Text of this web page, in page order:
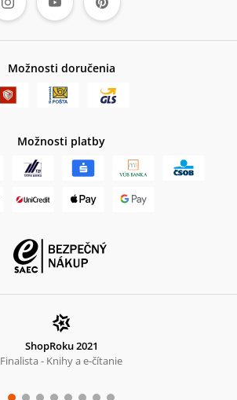
Možnosti doručenia
Možnosti platby
ShopRoku 2021
Finalista - Knihy a e-čítanie